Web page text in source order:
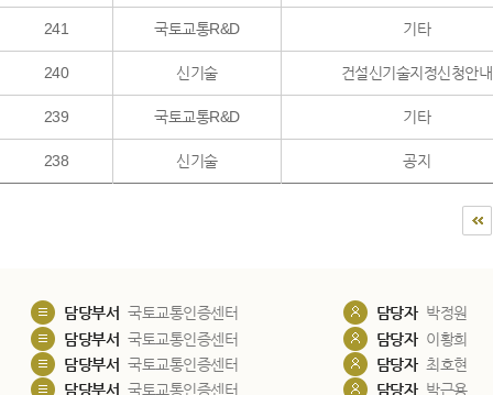
241 국토교통R&D 기타
240 신기술 건설신기술지정신청안내
239 국토교통R&D 기타
238 신기술 공지
담당부서 국토교통인증센터 담당자 박정원
담당부서 국토교통인증센터 담당자 이황희
담당부서 국토교통인증센터 담당자 최호현
담당부서 국토교통인증센터 담당자 박근용